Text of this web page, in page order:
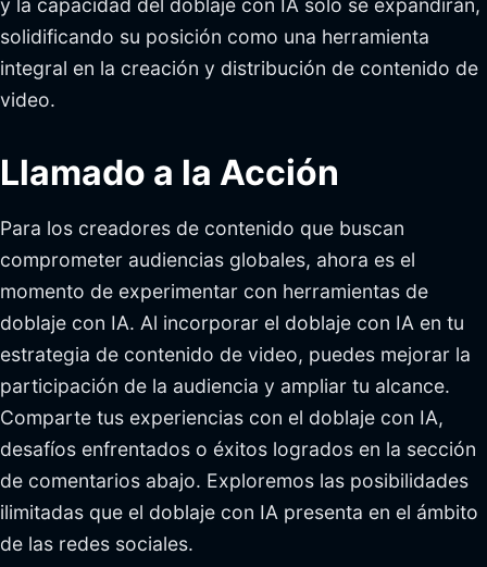
y la capacidad del doblaje con IA solo se expandirán,
solidificando su posición como una herramienta
integral en la creación y distribución de contenido de
video.
Llamado a la Acción
Para los creadores de contenido que buscan
comprometer audiencias globales, ahora es el
momento de experimentar con herramientas de
doblaje con IA. Al incorporar el doblaje con IA en tu
estrategia de contenido de video, puedes mejorar la
participación de la audiencia y ampliar tu alcance.
Comparte tus experiencias con el doblaje con IA,
desafíos enfrentados o éxitos logrados en la sección
de comentarios abajo. Exploremos las posibilidades
ilimitadas que el doblaje con IA presenta en el ámbito
de las redes sociales.